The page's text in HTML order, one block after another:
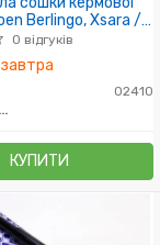
Berlingo, Xsara /
605, Partner
Metalcaucho
0 відгуків
завтра
02410
Metalcaucho
КУПИТИ